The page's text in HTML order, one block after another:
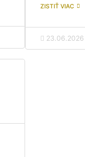
ZISTIŤ VIAC
23.06.2026